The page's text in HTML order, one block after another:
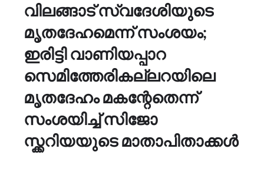
വിലങ്ങാട് സ്വദേശിയുടെ
മൃതദേഹമെന്ന് സംശയം;
ഇരിട്ടി വാണിയപ്പാറ
സെമിത്തേരികല്ലറയിലെ
മൃതദേഹം മകന്റേതെന്ന്
സംശയിച്ച്‌ സിജോ
സ്ക്കറിയയുടെ മാതാപിതാക്കള്‍